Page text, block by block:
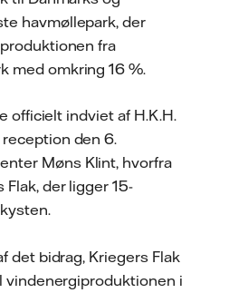
havmøllepark, der
fra
med omkring 16 %.
officielt indviet af H.K.H.
den 6.
Møns Klint, hvorfra
Flak, der ligger 15-
det bidrag, Kriegers Flak
vindenergiproduktionen i